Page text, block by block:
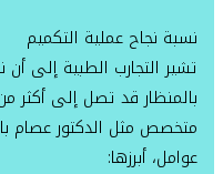
نسبة نجاح عملية التكميم
تشير التجارب الطبية إلى
متخصص مثل الدكتور عصام
عوامل، أبرزها: